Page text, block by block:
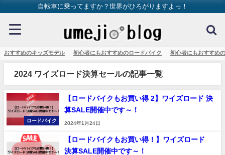
自転車に乗ってますか？世界がひろがりますよっ！
おすすめのキッズモデル 初心者にもおすすめのロードバイク 初心者にもおすすめ
2024 ワイズロード決算セールの記事一覧
ロードバイク
【ロードバイクもお買い得 2】ワイズロード 決
算SALE開催中です～！
2024年1月24日
【ロードバイクもお買い得！】ワイズロード
決算SALE開催中です～！